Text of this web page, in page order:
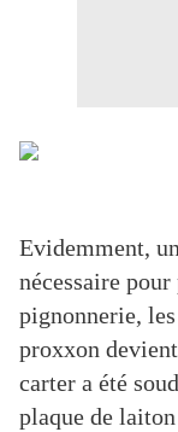
Evidemment,
nécessaire
pignonnerie,
proxxon
carter a été
plaque de